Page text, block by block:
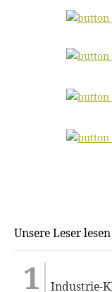
Unsere Leser
Industrie-